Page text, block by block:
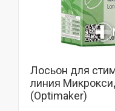
Лосьон для
линия
(Optimaker)